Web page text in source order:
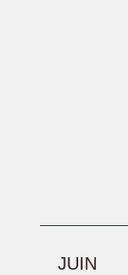
JUIN